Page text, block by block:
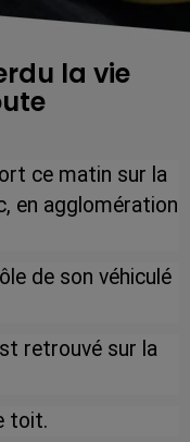
la vie
ce matin sur la
en agglomération
de son véhiculé
retrouvé sur la
toit.